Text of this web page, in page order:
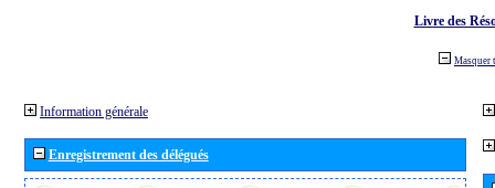
Livre des
Masquer
Information générale
Enregistrement des délégués